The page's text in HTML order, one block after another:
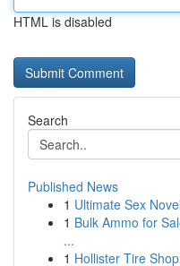
HTML is disabled
Search
Published News
1 Ultimate Sex
1 Bulk Ammo for
...
1 Hollister Tire